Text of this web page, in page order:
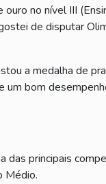
no nível III
de disputar
a medalha de
um bom
das principais
Médio.